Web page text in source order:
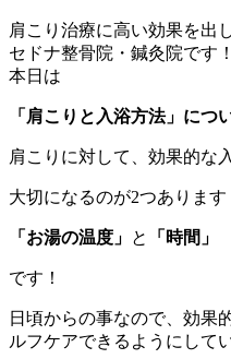
肩こり治療に高い効果を出
セドナ整骨院・鍼灸院です
本日は
「 肩こりと入浴方法」につ
肩こりに対して、効果的な
大切になるのが2つありま
「お湯の温度」 と 「時間」
です！
日頃からの事なので、効果
ルフケアできるようにして